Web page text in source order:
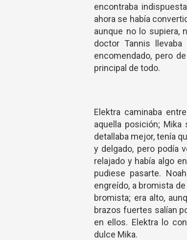
encontraba
ahora se había
aunque no lo supiera,
doctor Tannis
encomendado, pero
principal de todo.
Elektra caminaba
aquella posición;
detallaba mejor, tenía
y delgado, pero podía
relajado y había algo
pudiese pasarte.
engreído, a bromista
bromista; era alto,
brazos fuertes salían
en ellos. Elektra lo
dulce Mika.